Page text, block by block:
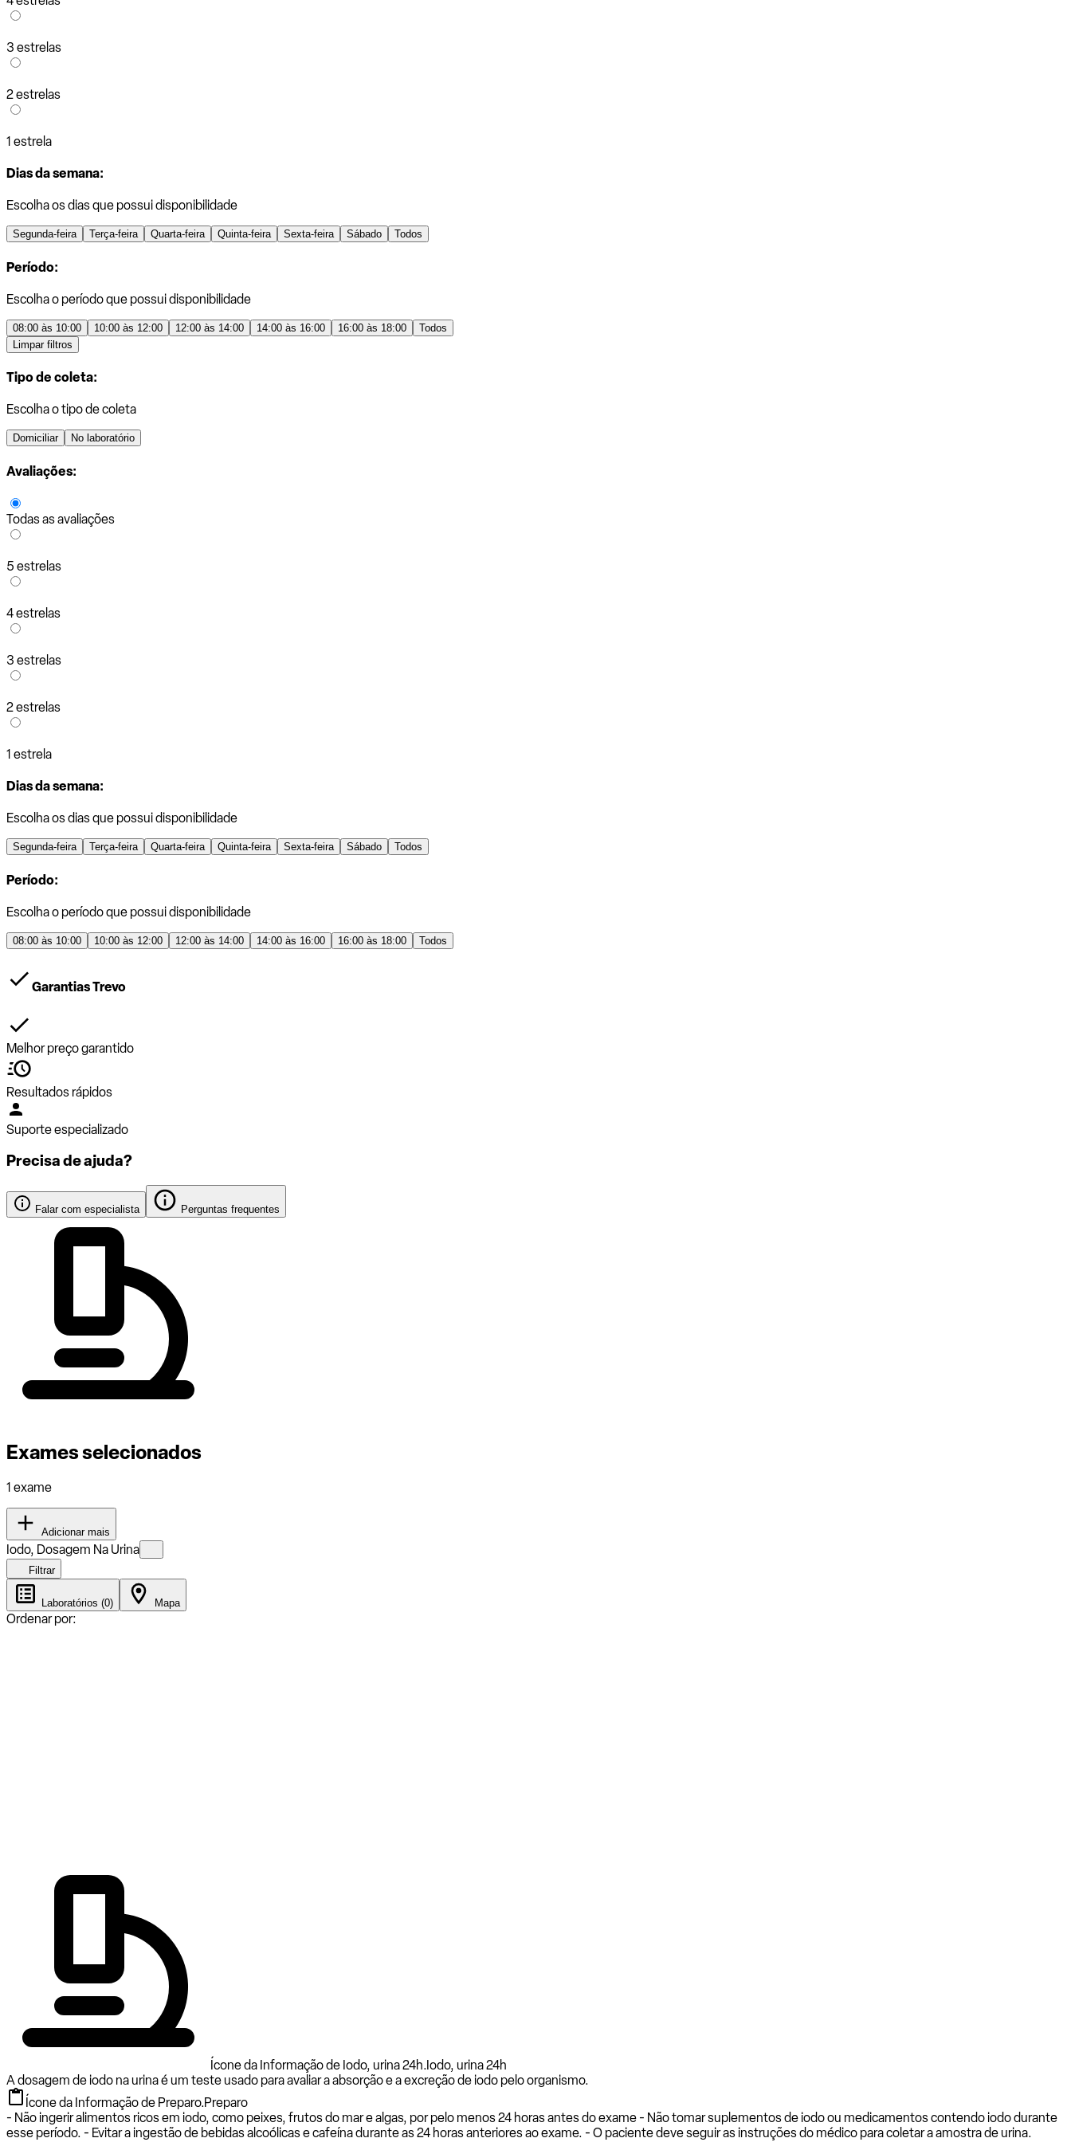
3 estrelas
2 estrelas
1 estrela
Dias da semana:
Escolha os dias que possui disponibilidade
Segunda-feira Terça-feira Quarta-feira Quinta-feira Sexta-feira Sábado Todos
Período:
Escolha o período que possui disponibilidade
08:00 às 10:00 10:00 às 12:00 12:00 às 14:00 14:00 às 16:00 16:00 às 18:00
Todos
Limpar filtros
Tipo de coleta:
Escolha o tipo de coleta
Domiciliar No laboratório
Avaliações:
Todas as avaliações
5 estrelas
4 estrelas
3 estrelas
2 estrelas
1 estrela
Dias da semana:
Escolha os dias que possui disponibilidade
Segunda-feira Terça-feira Quarta-feira Quinta-feira Sexta-feira Sábado Todos
Período:
Escolha o período que possui disponibilidade
08:00 às 10:00 10:00 às 12:00 12:00 às 14:00 14:00 às 16:00 16:00 às 18:00 Todos
Garantias Trevo
Melhor preço garantido
Resultados rápidos
Suporte especializado
Precisa de ajuda?
Falar com especialista Perguntas frequentes
Exames selecionados
1 exame
Adicionar mais
Iodo, Dosagem Na Urina
Filtrar
Laboratórios (0) Mapa
Ordenar por:
Ícone da Informação de Iodo, urina 24h.Iodo, urina 24h
A dosagem de iodo na urina é um teste usado para avaliar a absorção e a excreção de iodo pelo organismo.
Ícone da Informação de Preparo.Preparo
- Não ingerir alimentos ricos em iodo, como peixes, frutos do mar e algas, por pelo menos 24 horas antes do exame - Não tomar suplementos de iodo ou medicamentos contendo iodo durante
esse período. - Evitar a ingestão de bebidas alcoólicas e cafeína durante as 24 horas anteriores ao exame. - O paciente deve seguir as instruções do médico para coletar a amostra de urina.